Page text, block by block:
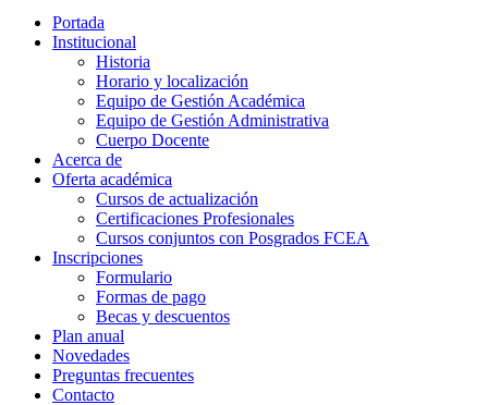
Portada
Institucional
Historia
Horario y localización
Equipo de Gestión Académica
Equipo de Gestión Administrativa
Cuerpo Docente
Acerca de
Oferta académica
Cursos de actualización
Certificaciones Profesionales
Cursos conjuntos con Posgrados FCEA
Inscripciones
Formulario
Formas de pago
Becas y descuentos
Plan anual
Novedades
Preguntas frecuentes
Contacto